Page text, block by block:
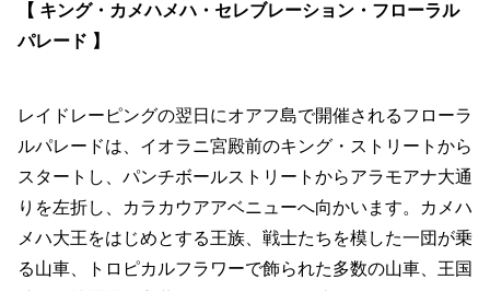
【 キング・カメハメハ・セレブレーション・フローラル
パレード 】
レイドレーピングの翌日にオアフ島で開催されるフローラ
ルパレードは、イオラニ宮殿前のキング・ストリートから
スタートし、パンチボールストリートからアラモアナ大通
りを左折し、カラカウアアベニューへ向かいます。カメハ
メハ大王をはじめとする王族、戦士たちを模した一団が乗
る山車、トロピカルフラワーで飾られた多数の山車、王国